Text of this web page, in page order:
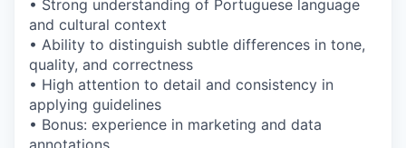
• Strong understanding of Portuguese language
and cultural context
• Ability to distinguish subtle differences in tone,
quality, and correctness
• High attention to detail and consistency in
applying guidelines
• Bonus: experience in marketing and data
annotations